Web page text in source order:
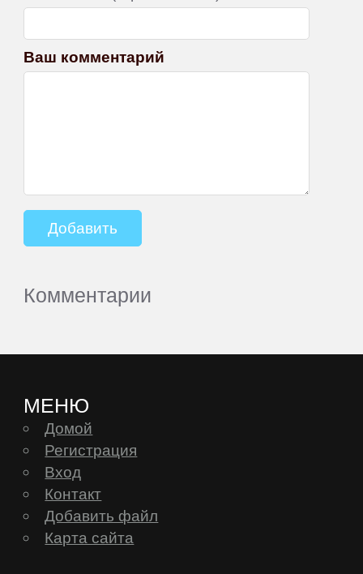
Ваш комментарий
Комментарии
МЕНЮ
Домой
Регистрация
Вход
Контакт
Добавить файл
Карта сайта